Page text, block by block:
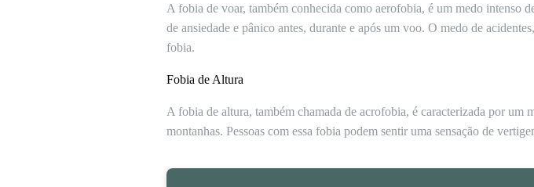
A fobia de voar, também conhecida como aerofobia, é um medo intenso
de ansiedade e pânico antes, durante e após um voo. O medo de
fobia.
Fobia de Altura
A fobia de altura, também chamada de acrofobia, é caracterizada por um
montanhas. Pessoas com essa fobia podem sentir uma sensação de